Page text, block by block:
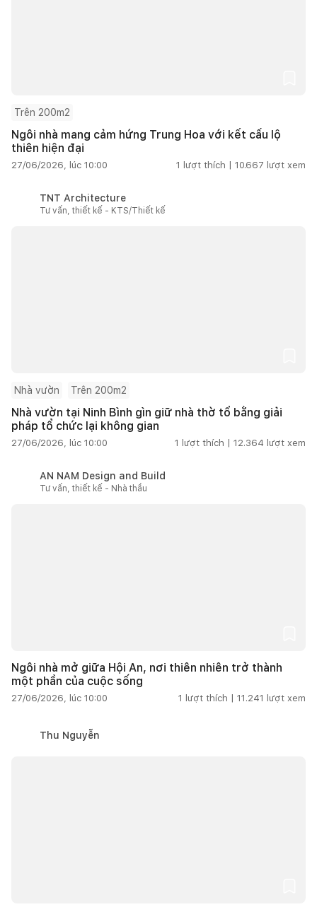
Trên 200m2
Ngôi nhà mang cảm hứng Trung Hoa với kết cấu lộ
thiên hiện đại
27/06/2026, lúc 10:00 1 lượt thích | 10.667 lượt xem
TNT Architecture
Tư vấn, thiết kế - KTS/Thiết kế
Nhà vườn Trên 200m2
Nhà vườn tại Ninh Bình gìn giữ nhà thờ tổ bằng giải
pháp tổ chức lại không gian
27/06/2026, lúc 10:00 1 lượt thích | 12.364 lượt xem
AN NAM Design and Build
Tư vấn, thiết kế - Nhà thầu
Ngôi nhà mở giữa Hội An, nơi thiên nhiên trở thành
một phần của cuộc sống
27/06/2026, lúc 10:00 1 lượt thích | 11.241 lượt xem
Thu Nguyễn